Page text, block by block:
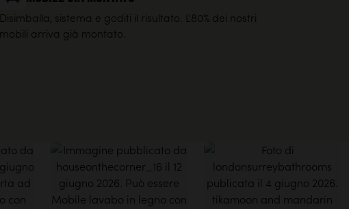
Disimballa, sistema e goditi il risultato. L'80% dei nostri
mobili arriva già montato.